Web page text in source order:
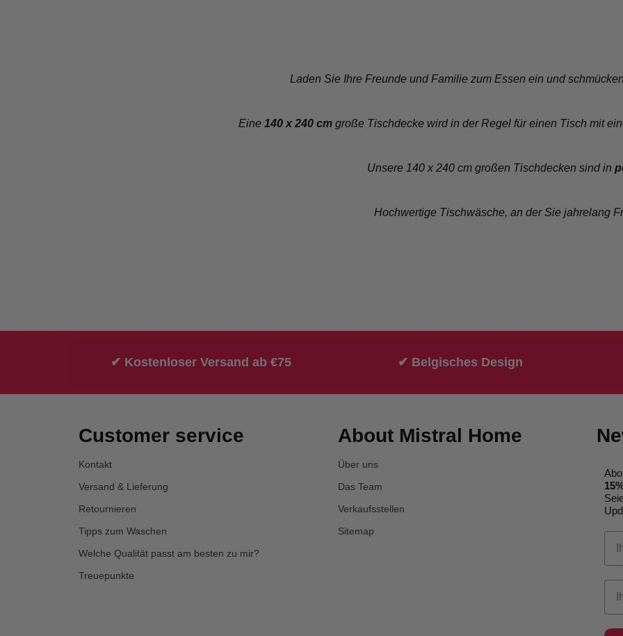
Laden Sie Ihre Freunde und Familie zum Essen ein und
Eine 140 x 240 cmgroße Tischdecke wird in der Regel für einen Tisch mit
Unsere 140 x 240 cm großen Tischdecken sind in
Hochwertige Tischwäsche, an der Sie jahrelang
✔ Kostenloser Versand ab €75 ✔ Belgisches Design
Customer service
Kontakt
Versand & Lieferung
Retournieren
Tipps zum Waschen
Welche Qualität passt am besten zu mir?
Treuepunkte
About Mistral Home
Über uns
Das Team
Verkaufsstellen
Sitemap